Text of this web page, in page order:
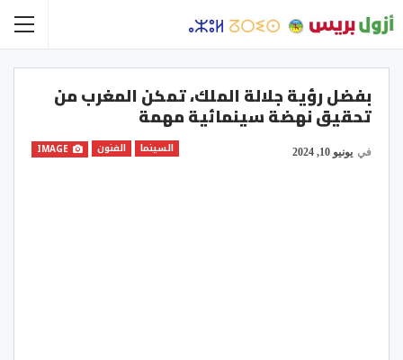
بفضل رؤية جلالة الملك، تمكن المغرب من
تحقيق نهضة سينمائية مهمة
السينما الفنون في يونيو 10, 2024